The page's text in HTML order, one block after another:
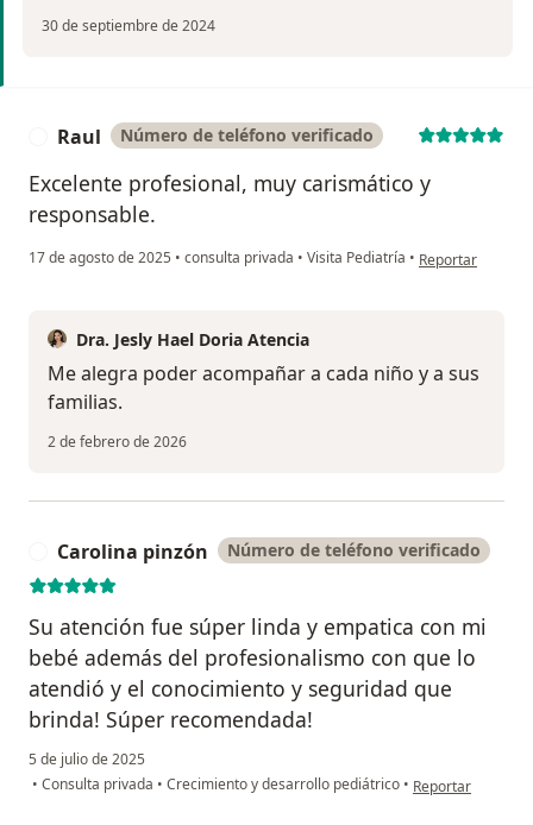
30 de septiembre de 2024
Raul Número de teléfono verificado
Excelente profesional, muy carismático y
responsable.
17 de agosto de 2025 • consulta privada • Visita Pediatría • en opinión del
Reportar
Dra. Jesly Hael Doria Atencia
Me alegra poder acompañar a cada niño y a sus
familias.
2 de febrero de 2026
Carolina pinzón Número de teléfono verificado
Su atención fue súper linda y empatica con mi
bebé además del profesionalismo con que lo
atendió y el conocimiento y seguridad que
brinda! Súper recomendada!
5 de julio de 2025
• Consulta privada • Crecimiento y desarrollo pediátrico • en opinión del
Reportar